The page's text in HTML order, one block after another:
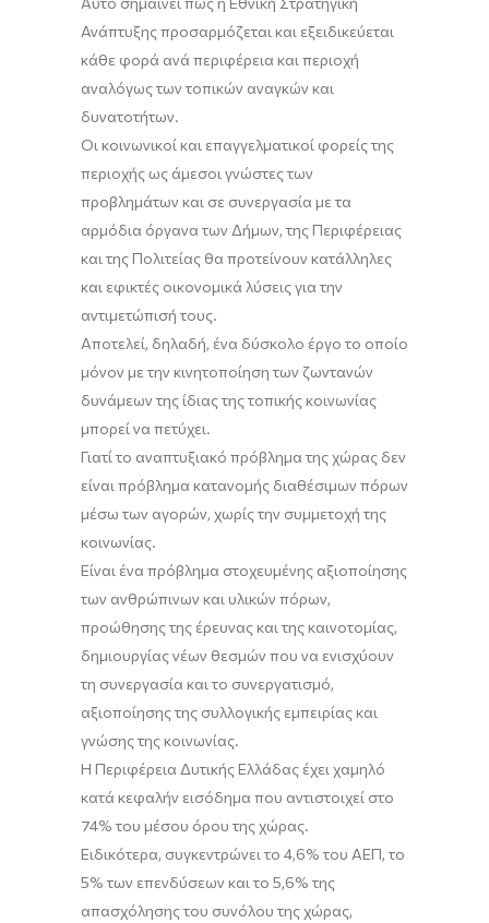
Ανάπτυξης προσαρμόζεται και εξειδικεύεται
κάθε φορά ανά περιφέρεια και περιοχή
αναλόγως των τοπικών αναγκών και
δυνατοτήτων.
Οι κοινωνικοί και επαγγελματικοί φορείς της
περιοχής ως άμεσοι γνώστες των
προβλημάτων και σε συνεργασία με τα
αρμόδια όργανα των Δήμων, της Περιφέρειας
και της Πολιτείας θα προτείνουν κατάλληλες
και εφικτές οικονομικά λύσεις για την
αντιμετώπισή τους.
Αποτελεί, δηλαδή, ένα δύσκολο έργο το οποίο
μόνον με την κινητοποίηση των ζωντανών
δυνάμεων της ίδιας της τοπικής κοινωνίας
μπορεί να πετύχει.
Γιατί το αναπτυξιακό πρόβλημα της χώρας δεν
είναι πρόβλημα κατανομής διαθέσιμων πόρων
μέσω των αγορών, χωρίς την συμμετοχή της
κοινωνίας.
Είναι ένα πρόβλημα στοχευμένης αξιοποίησης
των ανθρώπινων και υλικών πόρων,
προώθησης της έρευνας και της καινοτομίας,
δημιουργίας νέων θεσμών που να ενισχύουν
τη συνεργασία και το συνεργατισμό,
αξιοποίησης της συλλογικής εμπειρίας και
γνώσης της κοινωνίας.
Η Περιφέρεια Δυτικής Ελλάδας έχει χαμηλό
κατά κεφαλήν εισόδημα που αντιστοιχεί στο
74% του μέσου όρου της χώρας.
Ειδικότερα, συγκεντρώνει το 4,6% του ΑΕΠ, το
5% των επενδύσεων και το 5,6% της
απασχόλησης του συνόλου της χώρας,